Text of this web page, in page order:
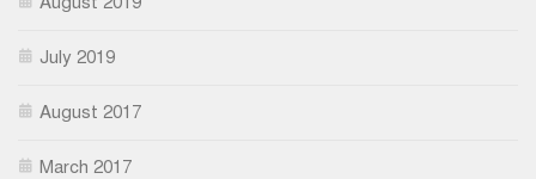
July 2019
August 2017
March 2017